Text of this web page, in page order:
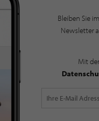
Bleiben Sie
Newsletter
Mit